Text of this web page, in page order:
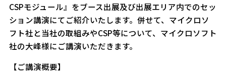
CSPモジュール』をブース出展及び出展エリア内でのセッ
ション講演にてご紹介いたします。併せて、マイクロソ
フト社と当社の取組みやCSP等について、マイクロソフト
社の大峰様にご講演いただきます。
【ご講演概要】